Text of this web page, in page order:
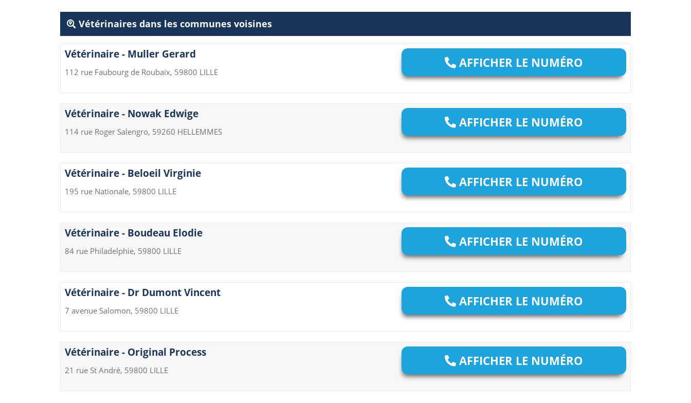
Vétérinaires dans les communes voisines
Vétérinaire - Muller Gerard
112 rue Faubourg de Roubaix, 59800 LILLE
AFFICHER LE NUMÉRO
Vétérinaire - Nowak Edwige
114 rue Roger Salengro, 59260 HELLEMMES
AFFICHER LE NUMÉRO
Vétérinaire - Beloeil Virginie
195 rue Nationale, 59800 LILLE
AFFICHER LE NUMÉRO
Vétérinaire - Boudeau Elodie
84 rue Philadelphie, 59800 LILLE
AFFICHER LE NUMÉRO
Vétérinaire - Dr Dumont Vincent
7 avenue Salomon, 59800 LILLE
AFFICHER LE NUMÉRO
Vétérinaire - Original Process
21 rue St André, 59800 LILLE
AFFICHER LE NUMÉRO